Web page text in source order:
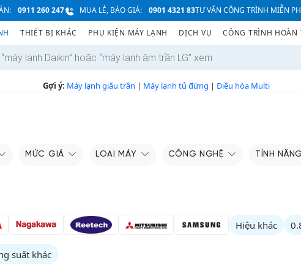
0911 260 247 MUA LẺ, BÁO GIÁ: 0901 4321 83TƯ VẤN CÔNG TRÌNH MIỄN
THIẾT BỊ KHÁC PHỤ KIỆN MÁY LẠNH DỊCH VỤ CÔNG TRÌNH HOÀN
Gợi ý: Máy lạnh giấu trần | Máy lạnh tủ đứng | Điều hòa Multi
MỨC GIÁ LOẠI MÁY CÔNG NGHỆ TÍNH NĂNG
Hiệu khác
suất khác